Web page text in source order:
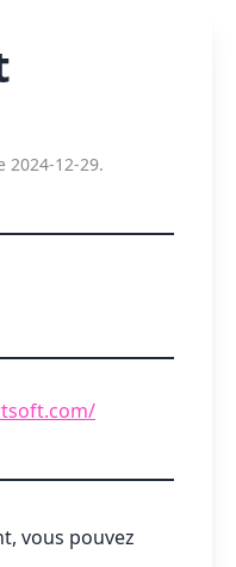
2024-12-29.
vous pouvez